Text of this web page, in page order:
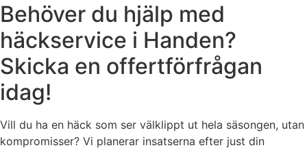
Behöver du hjälp med
häckservice i Handen?
Skicka en offertförfrågan
idag!
Vill du ha en häck som ser välklippt ut hela säsongen, utan
kompromisser? Vi planerar insatserna efter just din